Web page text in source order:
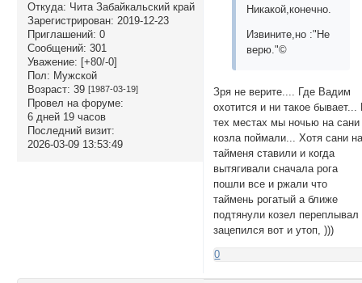
Откуда: Чита Забайкальский край
Зарегистрирован: 2019-12-23
Приглашений: 0
Сообщений: 301
Уважение: [+80/-0]
Пол: Мужской
Возраст: 39 [1987-03-19]
Провел на форуме:
6 дней 19 часов
Последний визит:
2026-03-09 13:53:49
Никакой,конечно.
Извините,но :"Не
верю."©
Зря не верите.... Где Вадим
охотится и ни такое бывает...
тех местах мы ночью на сани
козла поймали... Хотя сани
тайменя ставили и когда
вытягивали сначала рога
пошли все и ржали что
таймень рогатый а ближе
подтянули козел переплывал
зацепился вот и утоп, )))
0